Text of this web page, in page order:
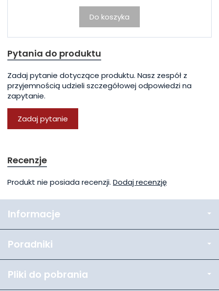
Do koszyka
Pytania do produktu
Zadaj pytanie dotyczące produktu. Nasz zespół z
przyjemnością udzieli szczegółowej odpowiedzi na
zapytanie.
Zadaj pytanie
Recenzje
Produkt nie posiada recenzji. Dodaj recenzję
Informacje
Poradniki
Pliki do pobrania